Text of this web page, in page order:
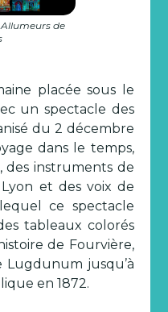
de
placée sous le
un spectacle des
du 2 décembre
dans le temps,
des instruments de
et des voix de
ce spectacle
tableaux colorés
de Fourvière,
Lugdunum jusqu’à
en 1872.